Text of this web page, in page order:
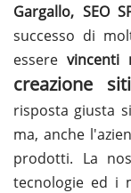
Gargallo, SEO
successo di
esserevincenti
creazione
risposta giusta
ma, anche
prodotti. La
tecnologie ed i